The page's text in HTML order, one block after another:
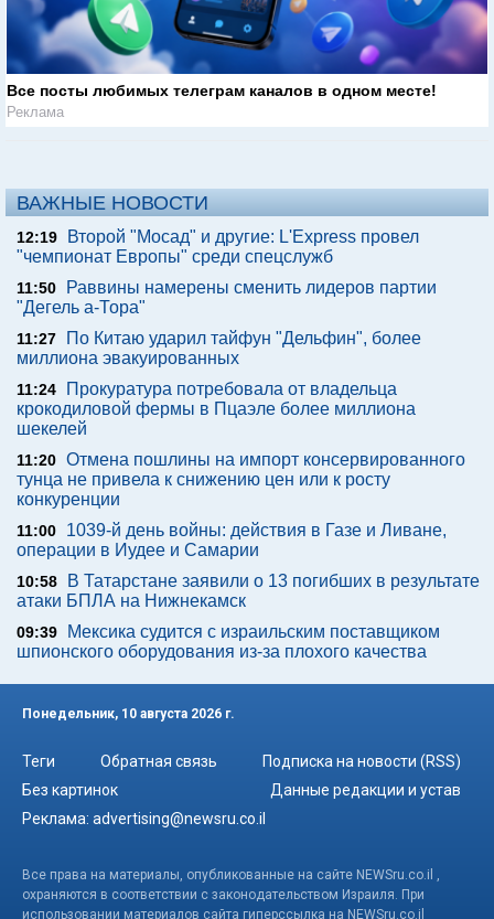
Все посты любимых телеграм каналов в одном месте!
Реклама
ВАЖНЫЕ НОВОСТИ
12:19
Второй "Мосад" и другие: L'Express провел
"чемпионат Европы" среди спецслужб
11:50
Раввины намерены сменить лидеров партии
"Дегель а-Тора"
11:27
По Китаю ударил тайфун "Дельфин", более
миллиона эвакуированных
11:24
Прокуратура потребовала от владельца
крокодиловой фермы в Пцаэле более миллиона
шекелей
11:20 Отмена пошлины на импорт консервированного
тунца не привела к снижению цен или к росту
конкуренции
11:00
1039-й день войны: действия в Газе и Ливане,
операции в Иудее и Самарии
10:58
В Татарстане заявили о 13 погибших в результате
атаки БПЛА на Нижнекамск
09:39
Мексика судится с израильским поставщиком
шпионского оборудования из-за плохого качества
Понедельник, 10 августа 2026 г.
Теги Обратная связь
Подписка на новости (RSS)
Без картинок
Данные редакции и устав
Реклама: advertising@newsru.co.il
Все права на материалы, опубликованные на сайте NEWSru.co.il ,
охраняются в соответствии с законодательством Израиля. При
использовании материалов сайта гиперссылка на NEWSru.co.il